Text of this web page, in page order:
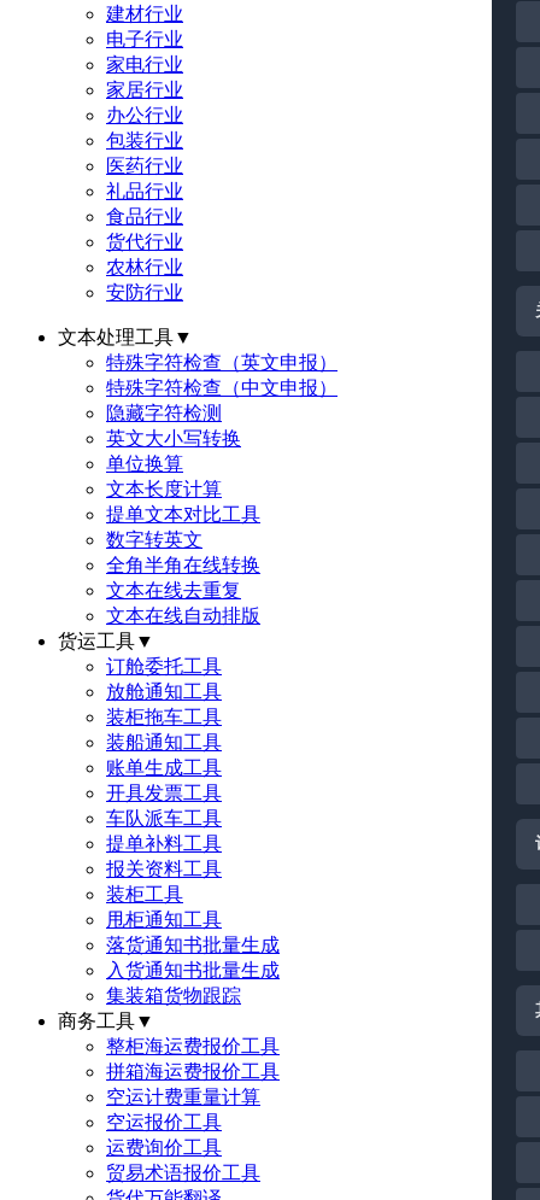
建材行业
电子行业
家电行业
家居行业
办公行业
包装行业
医药行业
礼品行业
食品行业
货代行业
农林行业
安防行业
文本处理工具▼
特殊字符检查（英文申报）
特殊字符检查（中文申报）
隐藏字符检测
英文大小写转换
单位换算
文本长度计算
提单文本对比工具
数字转英文
全角半角在线转换
文本在线去重复
文本在线自动排版
货运工具▼
订舱委托工具
放舱通知工具
装柜拖车工具
装船通知工具
账单生成工具
开具发票工具
车队派车工具
提单补料工具
报关资料工具
装柜工具
甩柜通知工具
落货通知书批量生成
入货通知书批量生成
集装箱货物跟踪
商务工具▼
整柜海运费报价工具
拼箱海运费报价工具
空运计费重量计算
空运报价工具
运费询价工具
贸易术语报价工具